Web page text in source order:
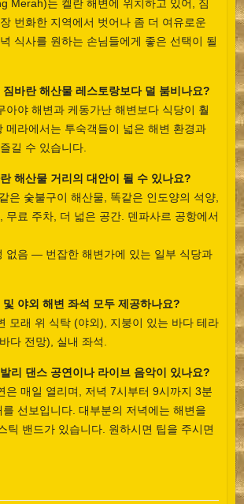
Merah)는 켈란 해변에 위치하고 있어, 짐
번화한 지역에서 벗어나 좀 더 여유로운
식사를 원하는 손님들에게 좋은 선택이 될
바란 해산물 레스토랑보다 덜 붐비나요?
아야 해변과 케동가난 해변보다 식당이 훨
메라에서는 투숙객들이 넓은 해변 환경과
길 수 있습니다.
해산물 거리의 대안이 될 수 있나요?
은 숯불구이 해산물, 똑같은 인도양의 석양,
무료 주차, 더 넓은 공간. 덴파사르 공항에서
없음 — 번잡한 해변가에 있는 일부 식당과
야외 해변 좌석 모두 제공하나요?
모래 위 식탁 (야외), 지붕이 있는 바다 테라
다 전망), 실내 좌석.
리 댄스 공연이나 라이브 음악이 있나요?
은 매일 열리며, 저녁 7시부터 9시까지 3분
선보입니다. 대부분의 저녁에는 해변을
틱 밴드가 있습니다. 원하시면 팁을 주시면